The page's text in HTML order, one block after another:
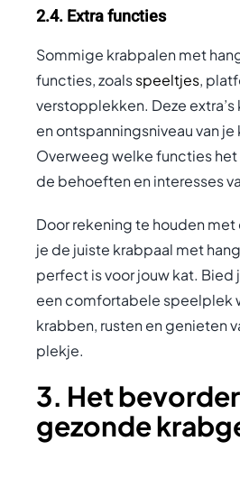
2.4. Extra functies
Sommige krabpalen met
functies, zoalsspeeltjes,
verstopplekken. Deze
en ontspanningsniveau van je
Overweeg welke functies het
de behoeften en interesses
Door rekening te houden
je de juiste krabpaal met
perfect is voor jouw kat. Bied
een comfortabele speelplek
krabben, rusten en genieten
plekje.
3. Het
gezonde